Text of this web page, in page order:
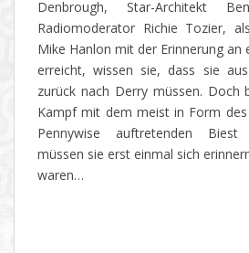
Denbrough, Star-Architekt
Radiomoderator Richie Tozier,
Mike Hanlon mit der Erinnerung an
erreicht, wissen sie, dass sie
zurück nach Derry müssen. Doch
Kampf mit dem meist in Form des
Pennywise auftretenden Biest
müssen sie erst einmal sich
waren…